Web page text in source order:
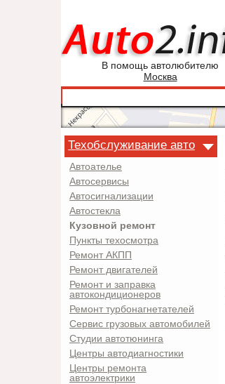
В помощь автолюбителю
Москва
Техобслуживание авто
Автоателье
Автосервисы
Автосигнализации
Автостекла
Кузовной ремонт
Пункты техосмотра
Ремонт АКПП
Ремонт двигателей
Ремонт и заправка
автокондиционеров
Ремонт турбонагнетателей
Сервис грузовых автомобилей
Студии автотюнинга
Центры автодиагностики
Центры ремонта
автоэлектрики